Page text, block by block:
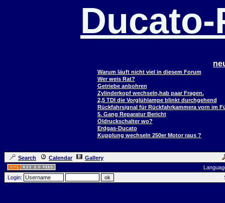
Warum läuft nicht viel in diesem Forum
Wer weis Rat?
Getriebe anbohren
Zylinderkopf wechseln,hab paar Fragen.
2,5 TDI die Vorglühlampe blinkt durchgehend
Rückfahrsignal für Rückfahrkammera vorn im
5. Gang Reparatur Bericht
Öldruckschalter wo?
Erdgas-Ducato
Kupplung wechseln 250er Motor raus ?
Search Calendar
Gallery
Login: